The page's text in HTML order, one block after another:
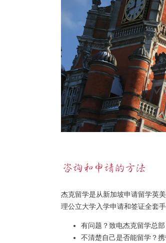
杰克留学是从新加坡申请留学英
理公立大学入学申请和签证全套
有问题？致电杰克留学总
不清楚自己是否能留学？